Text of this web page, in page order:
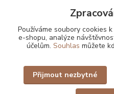
Používáme soubory cookies
e-shopu, analýze
účelům. Souhlas můžete
Přijmout nezbytné